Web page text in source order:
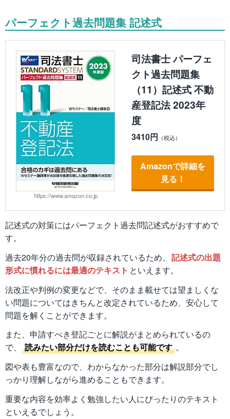
パーフェクト過去問題集 記述式
https://www.amazon.co.jp
司法書士 パーフェ
クト過去問題集
（11）記述式 不動
産登記法 2023年
度
3410円
Amazonで詳細を
見る！
記述式の対策にはパーフェクト過去問記述式がおすすめで
す。
過去20年分の過去問が収録されているため、 記述式の出題
形式に慣れるには最適のテキスト といえます。
法改正や判例の変更などで、そのまま載せては望ましくな
い問題についてはきちんと改定されているため、安心して
問題を解くことができます。
また、申請すべき登記ごとに解説がまとめられているの
で、
読みたい部分だけを読むことも可能です 。
図や表も豊富なので、わからなかった部分は解説部分でし
っかり理解しながら進めることもできます。
重要な内容を効率よく勉強したい人にぴったりのテキスト
といえるでしょう。